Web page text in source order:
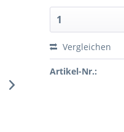
Vergleichen
Artikel-Nr.: